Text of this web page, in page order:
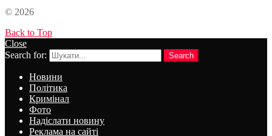
© 2026
Back to Top
Close
Search for:
Search
Новини
Політика
Кримінал
Фото
Надіслати новину
Реклама на сайті